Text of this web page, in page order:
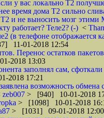
у вас локально Т2
время дома Т2 сильно
Т2 и не выносить мозг
работает? Теле2? (-) <
(в телефоне отображается
11-01-2018 12:54
Перенос остатков
2018 13:03
заполнял сам,
2018 17:21
возможность
zeb007 > [940] 10-01-2018
> [1098] 10-01-2018
> [1031] 09-01-2018 12:00